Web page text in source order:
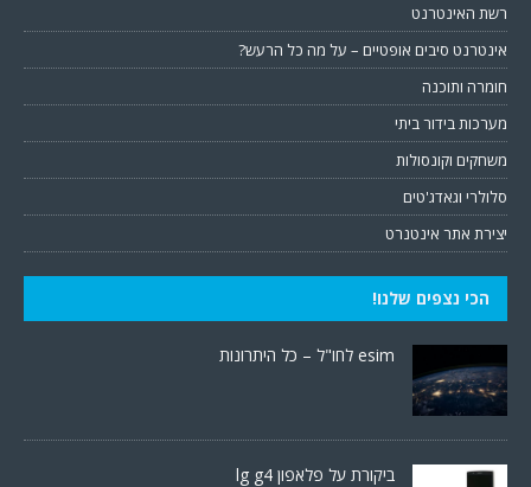
רשת האינטרנט
אינטרנט סיבים אופטיים – על מה כל הרעש?
חומרה ותוכנה
מערכות בידור ביתי
משחקים וקונסולות
סלולרי וגאדג'טים
יצירת אתר אינטנרט
הכי נצפים שלנו!
esim לחו"ל – כל היתרונות
ביקורת על פלאפון lg g4